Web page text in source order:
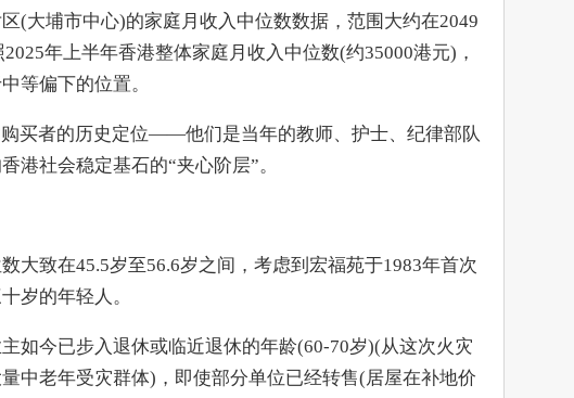
埔市中心)的家庭月收入中位数数据，范围大约在2049
年上半年香港整体家庭月收入中位数(约35000港元)，
等偏下的位置。
者的历史定位——他们是当年的教师、护士、纪律部队
港社会稳定基石的“夹心阶层”。
致在45.5岁至56.6岁之间，考虑到宏福苑于1983年首次
岁的年轻人。
今已步入退休或临近退休的年龄(60-70岁)(从这次火灾
中老年受灾群体)，即使部分单位已经转售(居屋在补地价